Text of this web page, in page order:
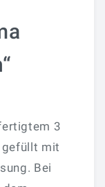
3
gefüllt mit
Bei